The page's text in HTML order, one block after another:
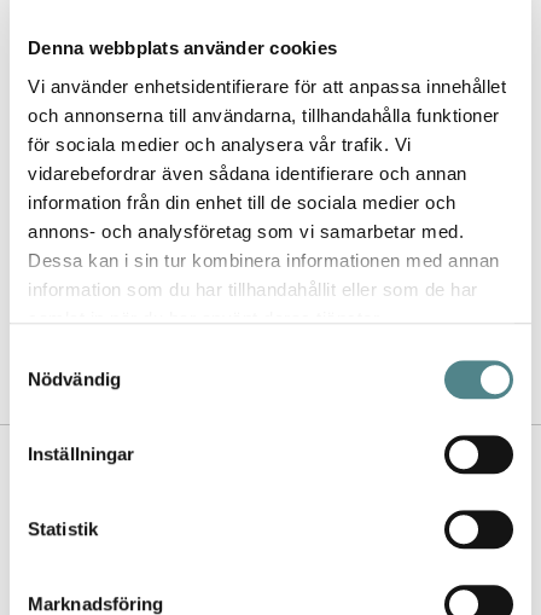
Denna webbplats använder cookies
Vi använder enhetsidentifierare för att anpassa innehållet
och annonserna till användarna, tillhandahålla funktioner
för sociala medier och analysera vår trafik. Vi
vidarebefordrar även sådana identifierare och annan
information från din enhet till de sociala medier och
annons- och analysföretag som vi samarbetar med.
Dessa kan i sin tur kombinera informationen med annan
information som du har tillhandahållit eller som de har
Nödvändig
Inställningar
Statistik
Marknadsföring
Jag rekommenderar Jobi för
kvalitet, utbud, design och de
jättesköna sulorna.
Kontakta oss
Köpvillkor